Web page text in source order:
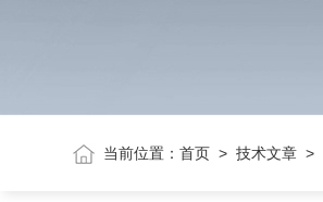
当前位置：首页 >技术文章 >